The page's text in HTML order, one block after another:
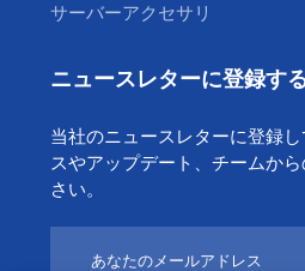
サーバーアクセサリ
ニュースレターに登録す
当社のニュースレターに登録
スやアップデート、チームか
さい。